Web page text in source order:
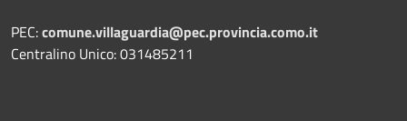
PEC:comune.villaguardia@pec.provincia.como.it
Centralino Unico: 031485211